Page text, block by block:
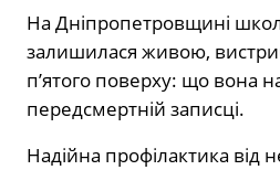
На Дніпропетровщині
залишилася живою,
п’ятого поверху: що вона
передсмертній записці.
Надійна профілактика від